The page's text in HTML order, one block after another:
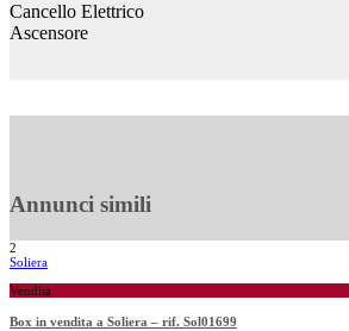
Cancello Elettrico
Ascensore
Annunci simili
2
Soliera
Vendita
Box in vendita a Soliera – rif. Sol01699